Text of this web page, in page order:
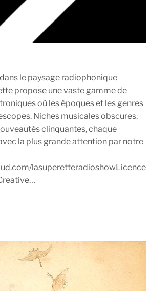
le paysage radiophonique
propose une vaste gamme de
où les époques et les genres
Niches musicales obscures,
clinquantes, chaque
la plus grande attention par notre
lasuperetteradioshowLicence